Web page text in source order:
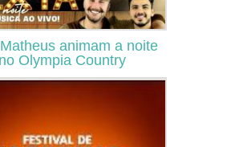
animam a noite
Olympia Country